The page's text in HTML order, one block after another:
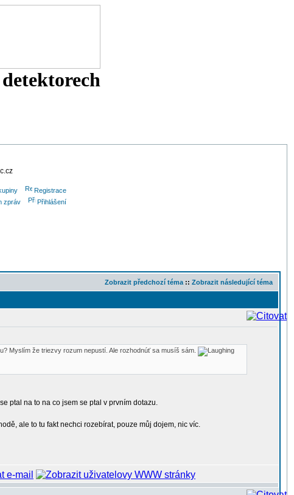
Registrace
zpráv Přihlášení
Zobrazit předchozí téma :: Zobrazit následující téma
Myslím že triezvy rozum nepustí. Ale rozhodnúť sa musíš sám.
ptal na to na co jsem se ptal v prvním dotazu.
ale to tu fakt nechci rozebírat, pouze můj dojem, nic víc.